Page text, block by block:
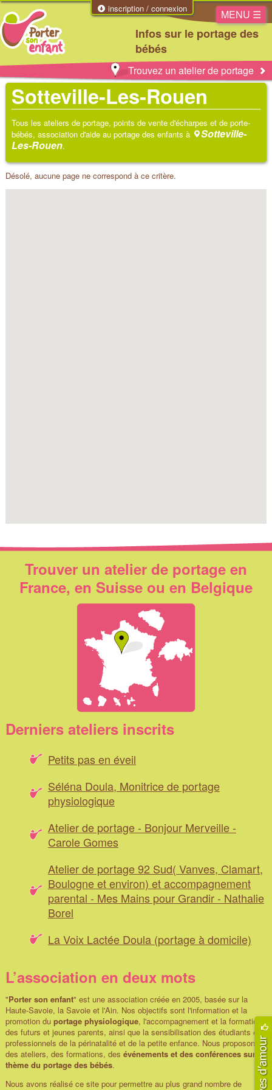
inscription / connexion
Infos sur le portage des
bébés
MENU ☰
Trouvez un atelier de portage
Sotteville-Les-Rouen
Tous les ateliers de portage, points de vente d'écharpes et de porte-
bébés, association d'aide au portage des enfants à
Sotteville-
Les-Rouen.
Désolé, aucune page ne correspond à ce critère.
Trouver un atelier de portage en
France, en Suisse ou en Belgique
Derniers ateliers inscrits
Petits pas en éveil
Séléna Doula, Monitrice de portage
physiologique
Atelier de portage - Bonjour Merveille -
Carole Gomes
Atelier de portage 92 Sud( Vanves, Clamart,
Boulogne et environ) et accompagnement
parental - Mes Mains pour Grandir - Nathalie
Borel
La Voix Lactée Doula (portage à domicile)
L’association en deux mots
"Porter son enfant" est une association créée en 2005, basée sur la
Haute-Savoie, la Savoie et l'Ain. Nos objectifs sont l'information et la
promotion du portage physiologique, l'accompagnement et la formation
des futurs et jeunes parents, ainsi que la sensibilisation des étudiants et
professionnels de la périnatalité et de la petite enfance. Nous proposons
des ateliers, des formations, des événements et des conférences sur le
thème du portage des bébés.
Nous avons réalisé ce site pour permettre au plus grand nombre de